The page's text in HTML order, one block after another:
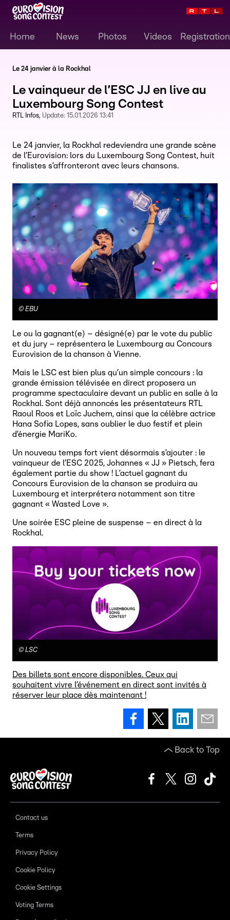
Home News Photos Videos Registration
Le 24 janvier à la Rockhal
Le vainqueur de l’ESC JJ en live au
Luxembourg Song Contest
RTL Infos Update: 15.01.2026 13:41
Le 24 janvier, la Rockhal redeviendra une grande scène
de l’Eurovision: lors du Luxembourg Song Contest, huit
finalistes s’affronteront avec leurs chansons.
© EBU
Le ou la gagnant(e) – désigné(e) par le vote du public
et du jury – représentera le Luxembourg au Concours
Eurovision de la chanson à Vienne.
Mais le LSC est bien plus qu’un simple concours : la
grande émission télévisée en direct proposera un
programme spectaculaire devant un public en salle à la
Rockhal. Sont déjà annoncés les présentateurs RTL
Raoul Roos et Loïc Juchem, ainsi que la célèbre actrice
Hana Sofia Lopes, sans oublier le duo festif et plein
d’énergie MariKo.
Un nouveau temps fort vient désormais s’ajouter : le
vainqueur de l’ESC 2025, Johannes « JJ » Pietsch, fera
également partie du show ! L’actuel gagnant du
Concours Eurovision de la chanson se produira au
Luxembourg et interprétera notamment son titre
gagnant « Wasted Love ».
Une soirée ESC pleine de suspense – en direct à la
Rockhal.
© LSC
Des billets sont encore disponibles. Ceux qui
souhaitent vivre l’événement en direct sont invités à
réserver leur place dès maintenant !
Back to Top
Contact us
Terms
Privacy Policy
Cookie Policy
Cookie Settings
Voting Terms